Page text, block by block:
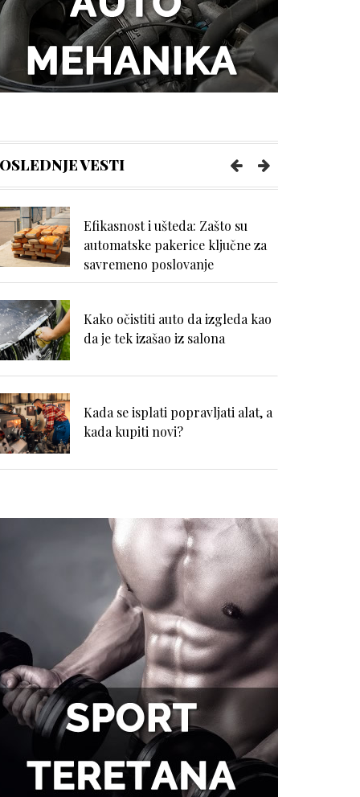
VESTI
Kako kancelarija postaje mesto
efikasnosti i mentalne jasnoće?
Efikasnost i ušteda: Zašto su
automatske pakerice ključne za
savremeno poslovanje
Kako očistiti auto da izgleda kao
da je tek izašao iz salona
Kada se isplati popravljati alat, a
kada kupiti novi?
hemoroidima često potcenjuju?
Zdravlje zuba i samopouzdanje:
Zašto je osmeh ključan za svakog
muškarca
Tegobe sa sinusima koje
muškarci najčešće trpe bez
odlaska kod lekara
Kako kancelarija postaje mesto